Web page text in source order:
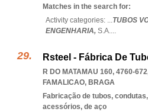
Matches in the search for:
Activity categories: ...TUBOS
ENGENHARIA, S.A....
Rsteel - Fábrica De
R DO MATAMAU 160, 4760-672
FAMALICAO, BRAGA
Fabricação de tubos,
acessórios, de aço